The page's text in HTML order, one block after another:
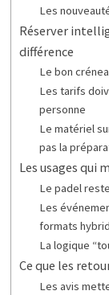
Les
Réserver
différence
Le bon
Les tarifs
personne
Le matériel
pas la
Les usages qui
Le padel
Les
formats
La logique
Ce que les
Les avis